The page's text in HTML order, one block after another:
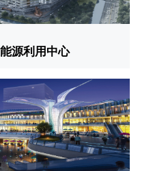
5149 赞 0
源利用中心